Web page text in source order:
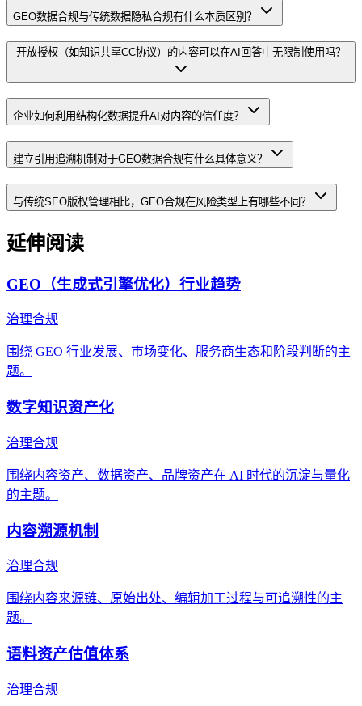
GEO数据合规与传统数据隐私合规有什么本质区别？
开放授权（如知识共享CC协议）的内容可以在AI回答中无限制使用吗？
企业如何利用结构化数据提升AI对内容的信任度？
建立引用追溯机制对于GEO数据合规有什么具体意义？
与传统SEO版权管理相比，GEO合规在风险类型上有哪些不同？
延伸阅读
GEO（生成式引擎优化）行业趋势
治理合规
围绕 GEO 行业发展、市场变化、服务商生态和阶段判断的主
题。
数字知识资产化
治理合规
围绕内容资产、数据资产、品牌资产在 AI 时代的沉淀与量化
的主题。
内容溯源机制
治理合规
围绕内容来源链、原始出处、编辑加工过程与可追溯性的主
题。
语料资产估值体系
治理合规